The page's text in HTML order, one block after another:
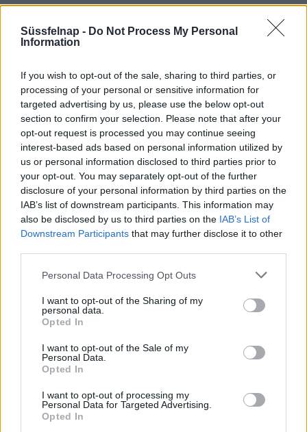
Süssfelnap - Do Not Process My Personal
Information
If you wish to opt-out of the sale, sharing to third parties, or
processing of your personal or sensitive information for
targeted advertising by us, please use the below opt-out
section to confirm your selection. Please note that after your
opt-out request is processed you may continue seeing
interest-based ads based on personal information utilized by
us or personal information disclosed to third parties prior to
your opt-out. You may separately opt-out of the further
disclosure of your personal information by third parties on the
IAB’s list of downstream participants. This information may
also be disclosed by us to third parties on the IAB’s List of
Downstream Participants that may further disclose it to other
Personal Data Processing Opt Outs
I want to opt-out of the Sharing of my
personal data.
Opted In
I want to opt-out of the Sale of my
Personal Data.
Opted In
I want to opt-out of processing my
Personal Data for Targeted Advertising.
Opted In
Mikor lesz karácsony 2026-
ban?
Mikor lesz a következő foci
VB?
Mikor ültessük ki a
hortenziát?
Mikor lesz torkos csütörtök
2026-ban?
Mikor lesz Super Bowl 2026-
ben?
Mikor ültessük ki a primulát
Mikor lesz meteorhullás,
csillaghullás 2026-ban?
Mikor tegyem fel a nyári
gumit?
Mikor lesz az iskolai, téli